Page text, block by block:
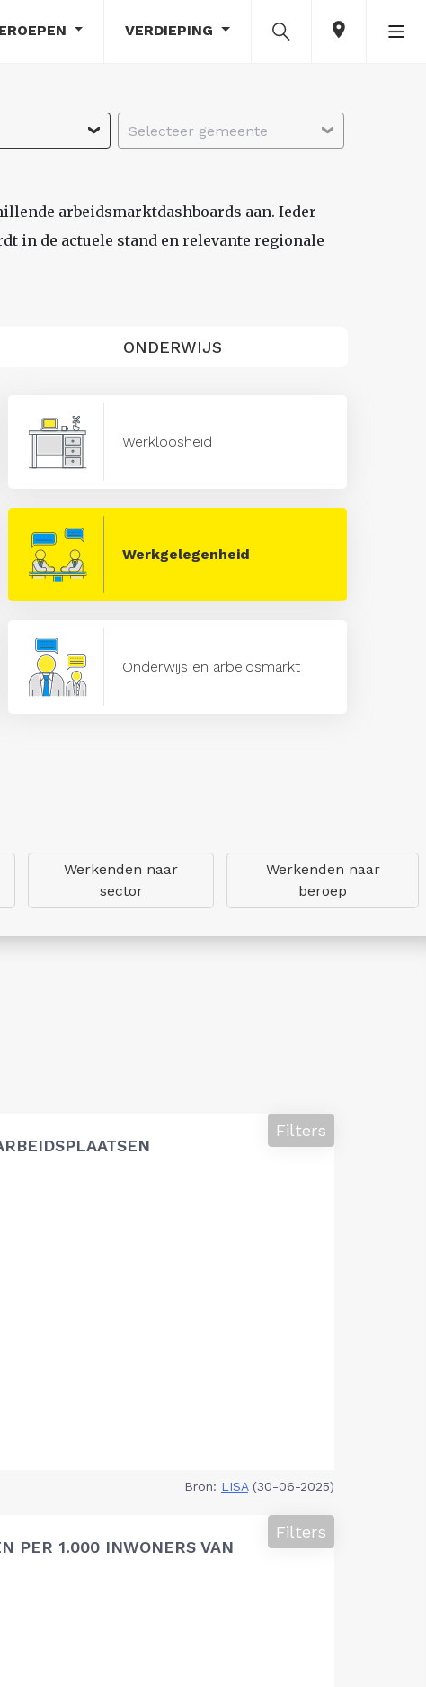
VERDIEPING
Selecteer gemeente
arbeidsmarktdashboards aan. Ieder
in de actuele stand en relevante regionale
ONDERWIJS
Werkloosheid
Werkgelegenheid
Onderwijs en arbeidsmarkt
Werkenden naar
sector
Werkenden naar
beroep
Filters
Bron: LISA(30-06-2025)
PER 1.000 INWONERS VAN
Filters